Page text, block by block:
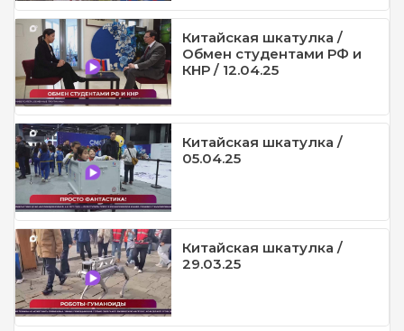
Китайская шкатулка /
Обмен студентами РФ и
КНР / 12.04.25
Китайская шкатулка /
05.04.25
Китайская шкатулка /
29.03.25